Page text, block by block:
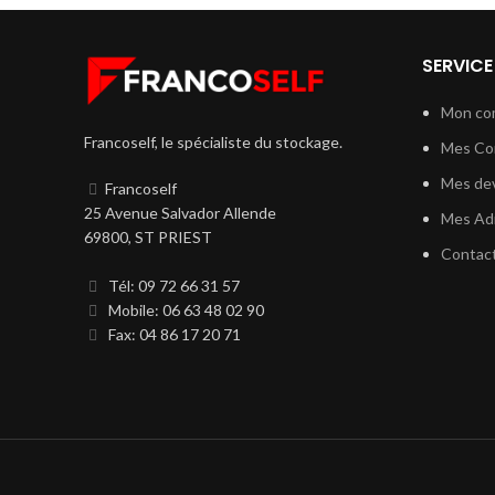
Francoself, le spécialiste du stockage.
Francoself
25 Avenue Salvador Allende
69800, ST PRIEST
Tél: 09 72 66 31 57
Mobile: 06 63 48 02 90
Fax: 04 86 17 20 71
Mon
Mes
Mes
Mes